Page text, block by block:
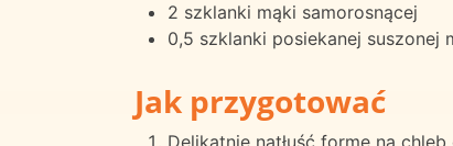
2 szklanki mąki samorosnącej
0,5 szklanki posiekanej suszonej
Jak przygotować
Delikatnie natłuść formę na